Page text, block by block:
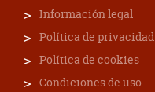
Información legal
Política de privacidad
Política de cookies
Condiciones de uso